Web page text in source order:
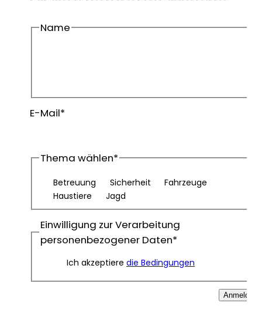
Name
Nachname
E-Mail*
Thema wählen*
Betreuung Sicherheit
Fahrzeuge
Haustiere
Jagd
Einwilligung zur Verarbeitung
personenbezogener Daten*
Ich akzeptiere die Bedingungen
Anmelden